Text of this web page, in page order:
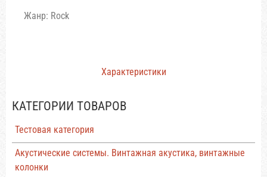
КАТЕГОРИИ ТОВАРОВ
Тестовая категория
Акустические системы. Винтажная акустика, винтажные
колонки
Характеристики
Жанр: Rock